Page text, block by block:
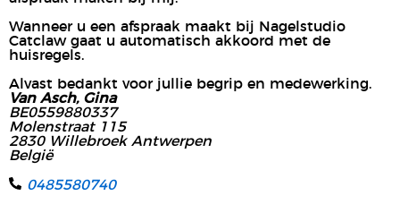
Wanneer u een afspraak maakt bij Nagelstudio
Catclaw gaat u automatisch akkoord met de
huisregels.
Alvast bedankt voor jullie begrip en medewerking.
Van Asch, Gina
BE0559880337
Molenstraat 115
2830 Willebroek Antwerpen
België
0485580740